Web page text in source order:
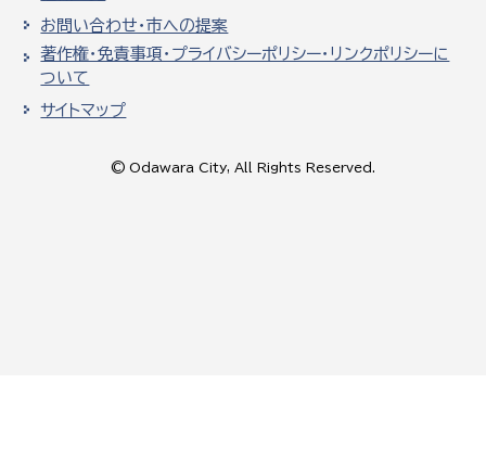
お問い合わせ・市への提案
著作権・免責事項・プライバシーポリシー・リンクポリシーに
ついて
サイトマップ
© Odawara City, All Rights Reserved.